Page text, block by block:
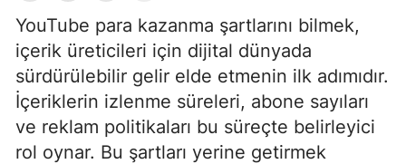
YouTube para kazanma şartlarını bilmek,
içerik üreticileri için dijital dünyada
sürdürülebilir gelir elde etmenin ilk adımıdır.
İçeriklerin izlenme süreleri, abone sayıları
ve reklam politikaları bu süreçte belirleyici
rol oynar. Bu şartları yerine getirmek